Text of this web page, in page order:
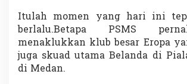
Itulah momen yang hari ini
berlalu.Betapa PSMS
menaklukkan klub besar Eropa
juga skuad utama Belanda di
di Medan.